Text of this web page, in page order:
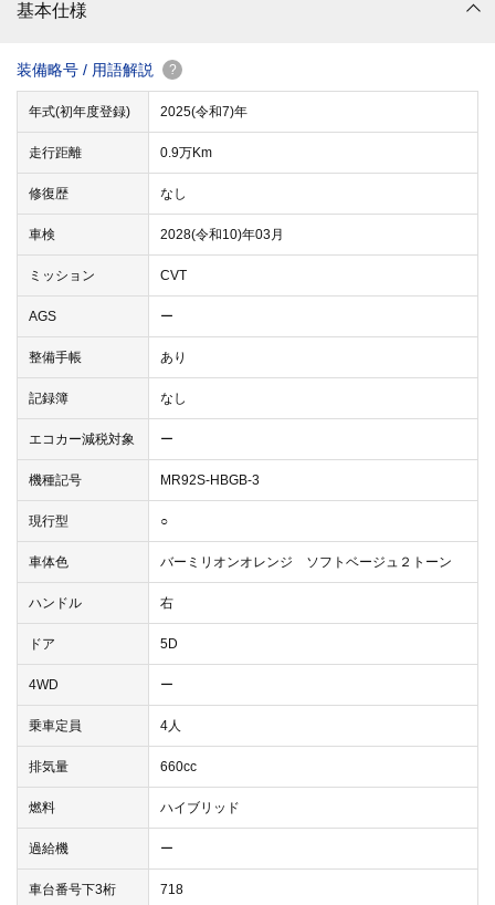
基本仕様
装備略号 / 用語解説 ?
年式(初年度登録) 2025(令和7)年
走行距離 0.9万Km
修復歴 なし
車検 2028(令和10)年03月
ミッション CVT
AGS ー
整備手帳 あり
記録簿 なし
エコカー減税対象 ー
機種記号 MR92S-HBGB-3
現行型 ○
車体色 バーミリオンオレンジ ソフトベージュ２トーン
ハンドル 右
ドア 5D
4WD ー
乗車定員 4人
排気量 660cc
燃料 ハイブリッド
過給機 ー
車台番号下3桁 718